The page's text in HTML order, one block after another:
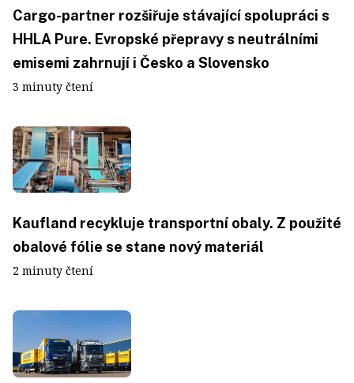
Cargo-partner rozšiřuje stávající spolupráci s
HHLA Pure. Evropské přepravy s neutrálními
emisemi zahrnují i Česko a Slovensko
3 minuty čtení
Kaufland recykluje transportní obaly. Z použité
obalové fólie se stane nový materiál
2 minuty čtení